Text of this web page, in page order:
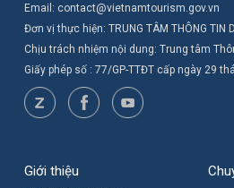
Email: contact@vietnamtourism.gov.vn
Đơn vị thực hiện: TRUNG TÂM THÔNG TIN
Chịu trách nhiệm nội dung: Trung tâm
Giấy phép số : 77/GP-TTĐT cấp ngày 29
Giới thiệu